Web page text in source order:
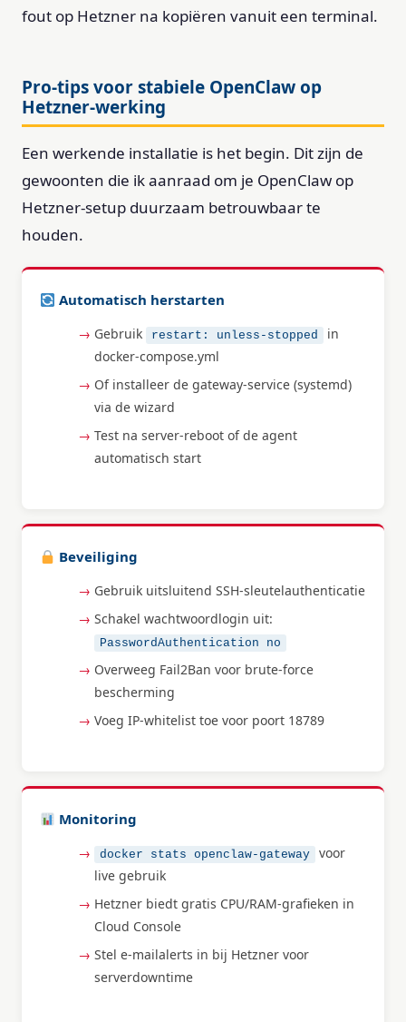
fout op Hetzner na kopiëren vanuit een terminal.
Pro-tips voor stabiele OpenClaw op
Hetzner-werking
Een werkende installatie is het begin. Dit zijn de
gewoonten die ik aanraad om je OpenClaw op
Hetzner-setup duurzaam betrouwbaar te
houden.
Automatisch herstarten
Gebruik restart: unless-stopped
in
docker-compose.yml
Of installeer de gateway-service (systemd)
via de wizard
Test na server-reboot of de agent
automatisch start
Beveiliging
Gebruik uitsluitend SSH-sleutelauthenticatie
Schakel wachtwoordlogin uit:
PasswordAuthentication no
Overweeg Fail2Ban voor brute-force
bescherming
Voeg IP-whitelist toe voor poort 18789
Monitoring
docker stats openclaw-gateway
voor
live gebruik
Hetzner biedt gratis CPU/RAM-grafieken in
Cloud Console
Stel e-mailalerts in bij Hetzner voor
serverdowntime